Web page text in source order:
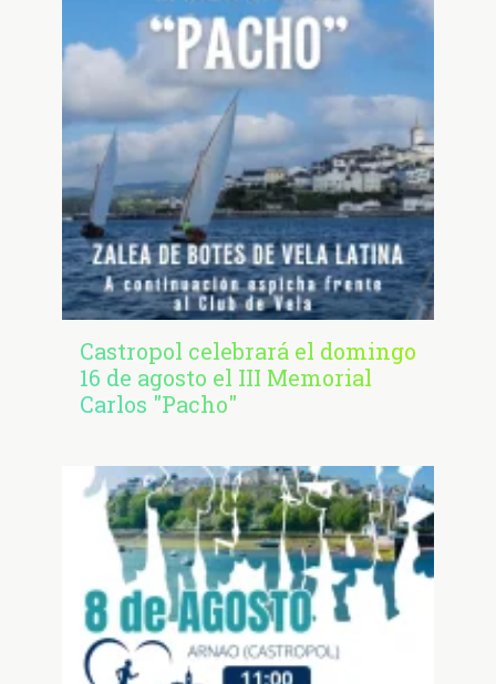
Castropol celebrará el domingo
16 de agosto el III Memorial
Carlos "Pacho"